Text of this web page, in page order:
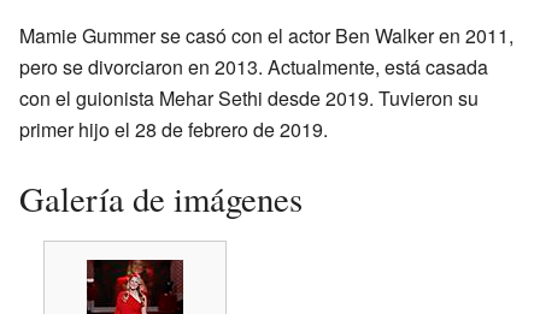
Mamie Gummer se casó con el actor Ben Walker en 2011,
pero se divorciaron en 2013. Actualmente, está casada
con el guionista Mehar Sethi desde 2019. Tuvieron su
primer hijo el 28 de febrero de 2019.
Galería de imágenes